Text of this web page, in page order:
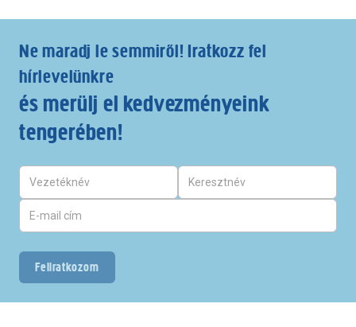
Ne maradj le semmiről! Iratkozz fel
hírlevelünkre
és merülj el kedvezményeink
tengerében!
Feliratkozom